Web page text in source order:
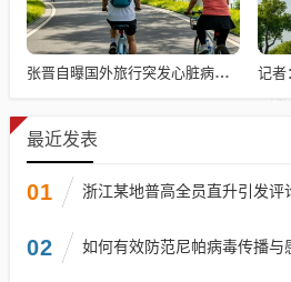
张晋自曝国外旅行突发心脏病险丧命 记者
最近发表
01 浙江某地普高全员直升引发评
02 如何有效防范尼帕病毒传播与